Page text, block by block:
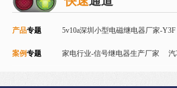
产品专题 5v10a深圳小型电磁继电器厂家-Y3F
Y32F 磁保持继电器 智能控制继
案例专题 家电行业-信号继电器生产厂家